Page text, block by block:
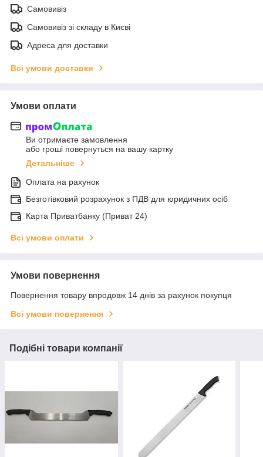
Самовивіз
Самовивіз зі складу в Києві
Адреса для доставки
Всі умови доставки
Умови оплати
Ви отримаєте замовлення
або гроші повернуться на вашу картку
Детальніше
Оплата на рахунок
Безготівковий розрахунок з ПДВ для юридичних осіб
Карта Приватбанку (Приват 24)
Всі умови оплати
Умови повернення
Повернення товару впродовж 14 днів за рахунок покупця
Всі умови повернення
Подібні товари компанії